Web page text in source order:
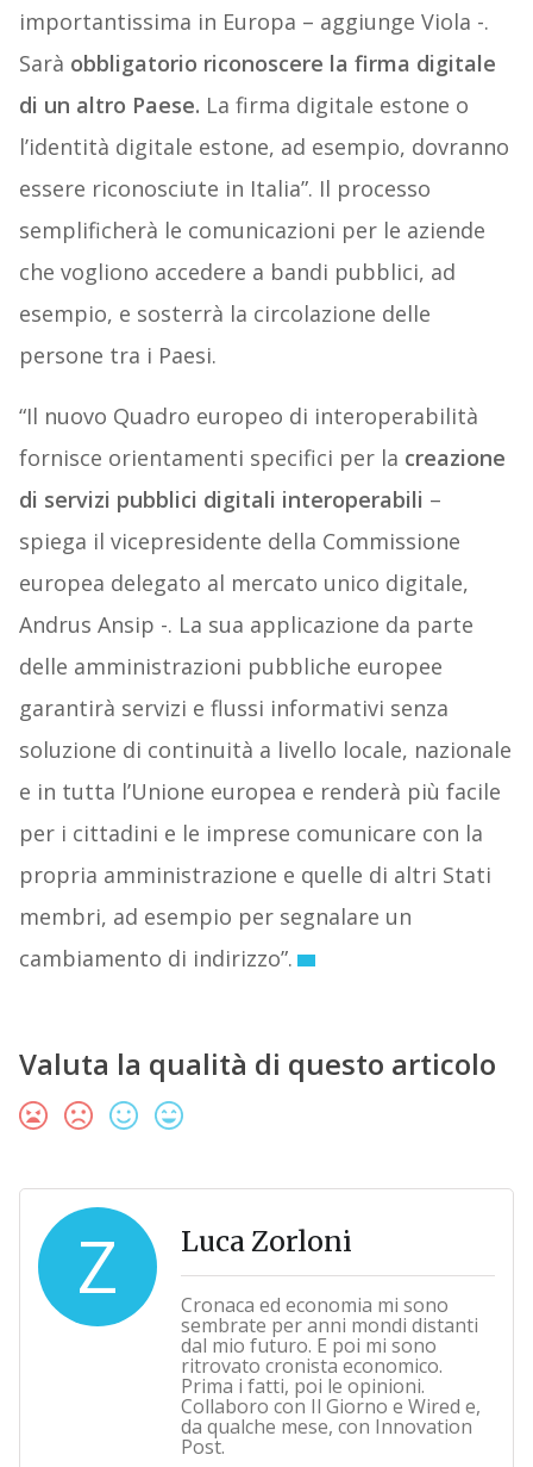
importantissima in Europa – aggiunge Viola -.
Sarà obbligatorio riconoscere la firma digitale
di un altro Paese. La firma digitale estone o
l’identità digitale estone, ad esempio, dovranno
essere riconosciute in Italia”. Il processo
semplificherà le comunicazioni per le aziende
che vogliono accedere a bandi pubblici, ad
esempio, e sosterrà la circolazione delle
persone tra i Paesi.
“Il nuovo Quadro europeo di interoperabilità
fornisce orientamenti specifici per la creazione
di servizi pubblici digitali interoperabili –
spiega il vicepresidente della Commissione
europea delegato al mercato unico digitale,
Andrus Ansip -. La sua applicazione da parte
delle amministrazioni pubbliche europee
garantirà servizi e flussi informativi senza
soluzione di continuità a livello locale, nazionale
e in tutta l’Unione europea e renderà più facile
per i cittadini e le imprese comunicare con la
propria amministrazione e quelle di altri Stati
membri, ad esempio per segnalare un
cambiamento di indirizzo”.
Valuta la qualità di questo articolo
Z Luca Zorloni
Cronaca ed economia mi sono
sembrate per anni mondi distanti
dal mio futuro. E poi mi sono
ritrovato cronista economico.
Prima i fatti, poi le opinioni.
Collaboro con Il Giorno e Wired e,
da qualche mese, con Innovation
Post.